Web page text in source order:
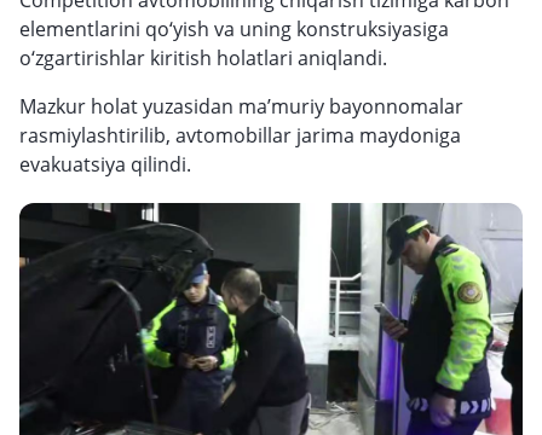
elementlarini qo‘yish va uning konstruksiyasiga
o‘zgartirishlar kiritish holatlari aniqlandi.
Mazkur holat yuzasidan ma’muriy bayonnomalar
rasmiylashtirilib, avtomobillar jarima maydoniga
evakuatsiya qilindi.